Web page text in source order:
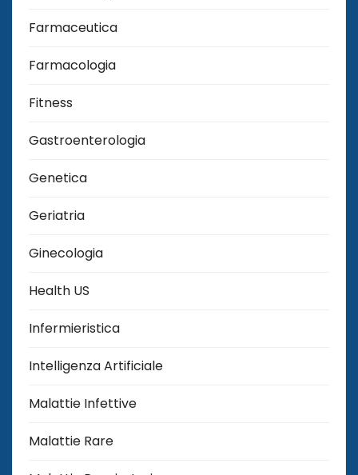
Farmaceutica
Farmacologia
Fitness
Gastroenterologia
Genetica
Geriatria
Ginecologia
Health US
Infermieristica
Intelligenza Artificiale
Malattie Infettive
Malattie Rare